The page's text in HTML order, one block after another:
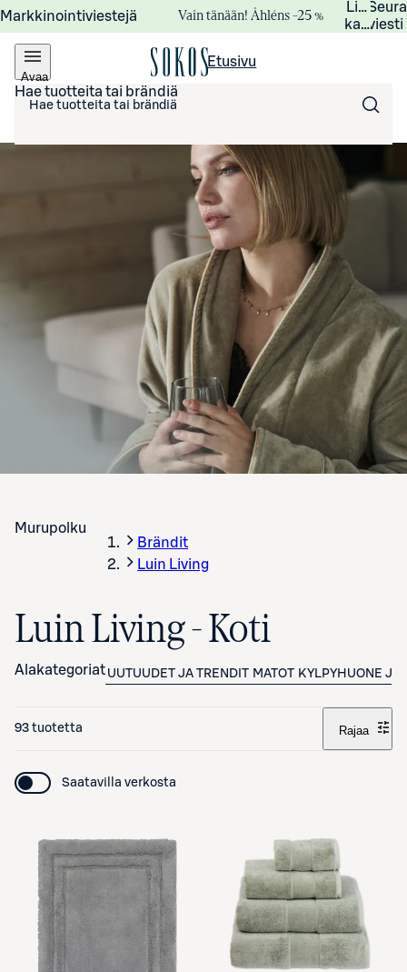
Markkinointiviestejä Vain tänään! Åhléns –25 %
viesti
Avaa
valikko
Etusivu
Hae tuotteita tai brändiä
Murupolku
Brändit
Luin Living
Luin Living - Koti
Alakategoriat UUTUUDET JA TRENDIT MATOT KYLPYHUONE JA
93 tuotetta Rajaa
Saatavilla verkosta